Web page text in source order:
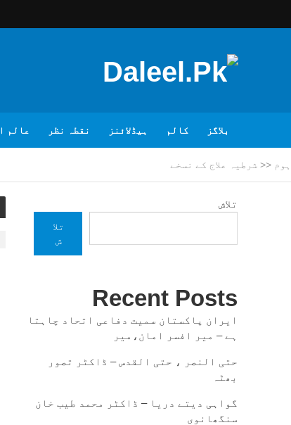
بلاگز کالم ہیڈلائنز نقطہ نظر عالم
ہوم << شرطیہ علاج کے نسخے
تلاش
تلا
ش
Recent Posts
ایران پاکستان سمیت دفاعی اتحاد چاہتا
ہے – میر افسر امان،میر
حتی النصر ، حتی القدس – ڈاکٹر تصور
بھٹہ
گواہی دیتے دریا – ڈاکٹر محمد طیب خان
سنگھانوی